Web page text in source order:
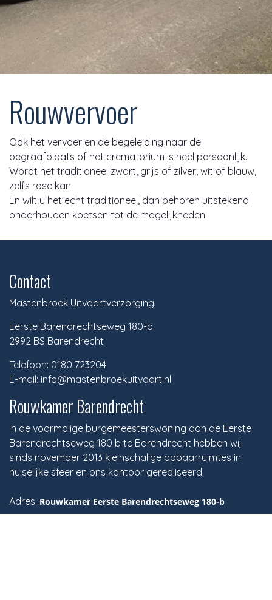
Rouwvervoer
Ook het vervoer en de begeleiding naar de
begraafplaats of het crematorium is heel persoonlijk.
Wordt het traditioneel zwart, grijs of zilver, wit of blauw,
zelfs rose kan.
En wilt u het echt traditioneel, dan behoren uitstekend
onderhouden koetsen tot de mogelijkheden.
Contact
Mastenbroek Uitvaartverzorging
Eerste Barendrechtseweg 180-b
2992 BS Barendrecht
Telefoon: 0180 723204
E-mail: info@mastenbroekuitvaart.nl
Rouwkamer Barendrecht
In de voormalige burgemeesterswoning aan de Eerste
Barendrechtseweg 180 b te Barendrecht hebben wij
sinds november 2013 kleinschalige opbaarruimtes in
huiselijke sfeer en ons kantoor gerealiseerd.
Adres: Rouwkamer Eerste Barendrechtseweg 180-b